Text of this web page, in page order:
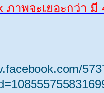
ภาพจะเยอะกว่า มี